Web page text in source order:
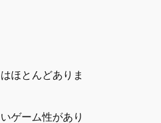
ほとんどありま
ゲーム性があり